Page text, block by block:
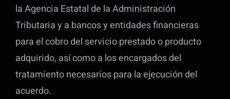
la Agencia Estatal de la Administración
Tributaria y a bancos y entidades financieras
para el cobro del servicio prestado o producto
adquirido, así como a los encargados del
tratamiento necesarios para la ejecución del
acuerdo.